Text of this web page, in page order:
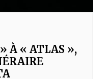
À « ATLAS »,